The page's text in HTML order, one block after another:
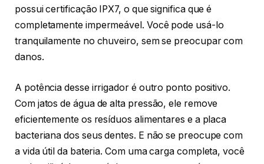
possui certificação IPX7, o que significa que é
completamente impermeável. Você pode usá-lo
tranquilamente no chuveiro, sem se preocupar com
danos.
A potência desse irrigador é outro ponto positivo.
Com jatos de água de alta pressão, ele remove
eficientemente os resíduos alimentares e a placa
bacteriana dos seus dentes. E não se preocupe com
a vida útil da bateria. Com uma carga completa, você